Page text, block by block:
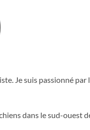
Je suis passionné par
dans le sud-ouest